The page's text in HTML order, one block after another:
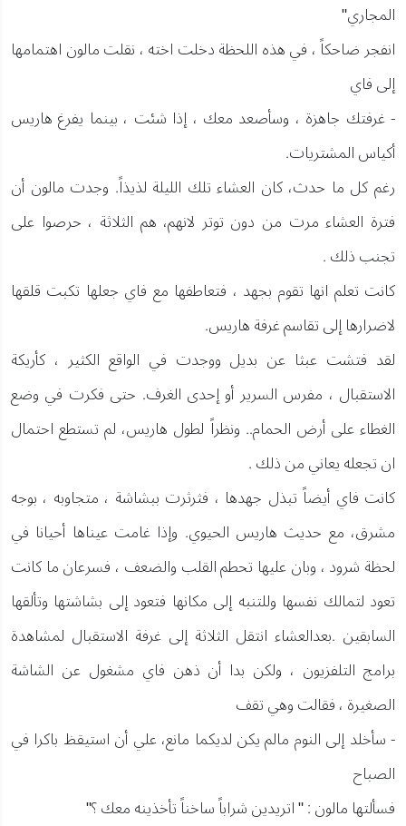
المجاري"
انفجر ضاحكاً ، في هذه اللحظة دخلت اخته ، نقلت مالون اهتمامها
إلى فاي
- غرفتك جاهزة ، وسأصعد معك ، إذا شئت ، بينما يفرغ هاريس
أكياس المشتريات.
رغم كل ما حدث، كان العشاء تلك الليلة لذيذاً. وجدت مالون أن
فترة العشاء مرت من دون توتر لانهم، هم الثلاثة ، حرصوا على
تجنب ذلك .
كانت تعلم انها تقوم بجهد ، فتعاطفها مع فاي جعلها تكبت قلقها
لاضرارها إلى تقاسم غرفة هاريس.
لقد فتشت عبثا عن بديل ووجدت في الواقع الكثير ، كأريكة
الاستقبال ، مفرس السرير أو إحدى الغرف. حتى فكرت في وضع
الغطاء على أرض الحمام.. ونظراً لطول هاريس، لم تستطع احتمال
ان تجعله يعاني من ذلك .
كانت فاي أيضاً تبذل جهدها ، فثرثرت ببشاشة ، متجاوبه ، بوجه
مشرق، مع حديث هاريس الحيوي. وإذا غامت عيناها أحيانا في
لحظة شرود ، وبان عليها تحطم القلب والضعف ، فسرعان ما كانت
تعود لتمالك نفسها وللتنبه إلى مكانها فتعود إلى بشاشتها وتألقها
السابقين .بعدالعشاء انتقل الثلاثة إلى غرفة الاستقبال لمشاهدة
برامج التلفزيون ، ولكن بدا أن ذهن فاي مشغول عن الشاشة
الصغيرة ، فقالت وهي تقف
- سأخلد إلى النوم مالم يكن لديكما مانع، علي أن استيقظ باكرا في
الصباح
فسألتها مالون : " اتريدين شراباً ساخناً تأخذينه معك ؟"